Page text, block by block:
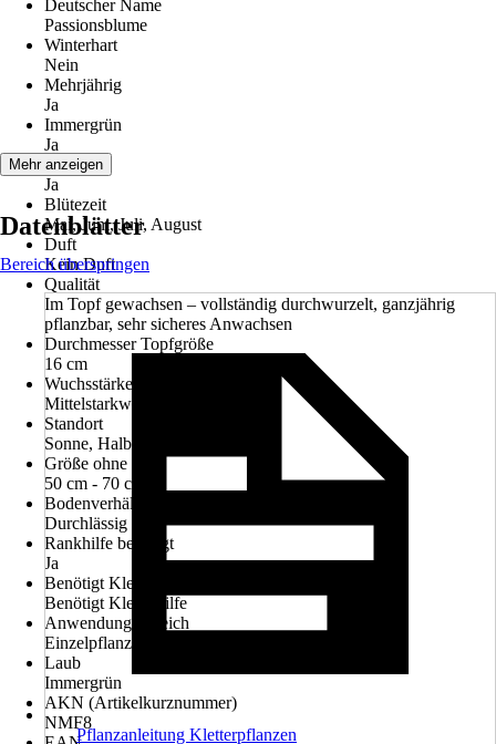
Deutscher Name
Passionsblume
Winterhart
Nein
Mehrjährig
Ja
Immergrün
Ja
Blüte
Ja
Blütezeit
Mai, Juni, Juli, August
Duft
Kein Duft
Qualität
Im Topf gewachsen – vollständig durchwurzelt, ganzjährig
pflanzbar, sehr sicheres Anwachsen
Durchmesser Topfgröße
16 cm
Wuchsstärke
Mittelstarkwachsend
Standort
Sonne, Halbschatten
Größe ohne Topf
50 cm - 70 cm
Bodenverhältnisse
Durchlässig
Rankhilfe benötigt
Ja
Benötigt Kletterhilfe
Benötigt Kletterhilfe
Anwendungsbereich
Einzelpflanzung, Kübelbepflanzung
Laub
Immergrün
AKN (Artikelkurznummer)
NMF8
Mehr anzeigen
Datenblätter
Bereich überspringen
Pflanzanleitung Kletterpflanzen